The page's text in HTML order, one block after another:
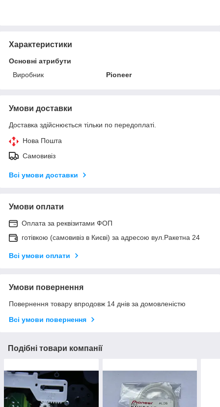
Характеристики
Основні атрибути
Виробник
Pioneer
Умови доставки
Доставка здійснюється тільки по передоплаті.
Нова Пошта
Самовивіз
Всі умови доставки
Умови оплати
Оплата за реквізитами ФОП
готівкою (самовивіз в Києві) за адресою вул.Ракетна 24
Всі умови оплати
Умови повернення
Повернення товару впродовж 14 днів за домовленістю
Всі умови повернення
Подібні товари компанії